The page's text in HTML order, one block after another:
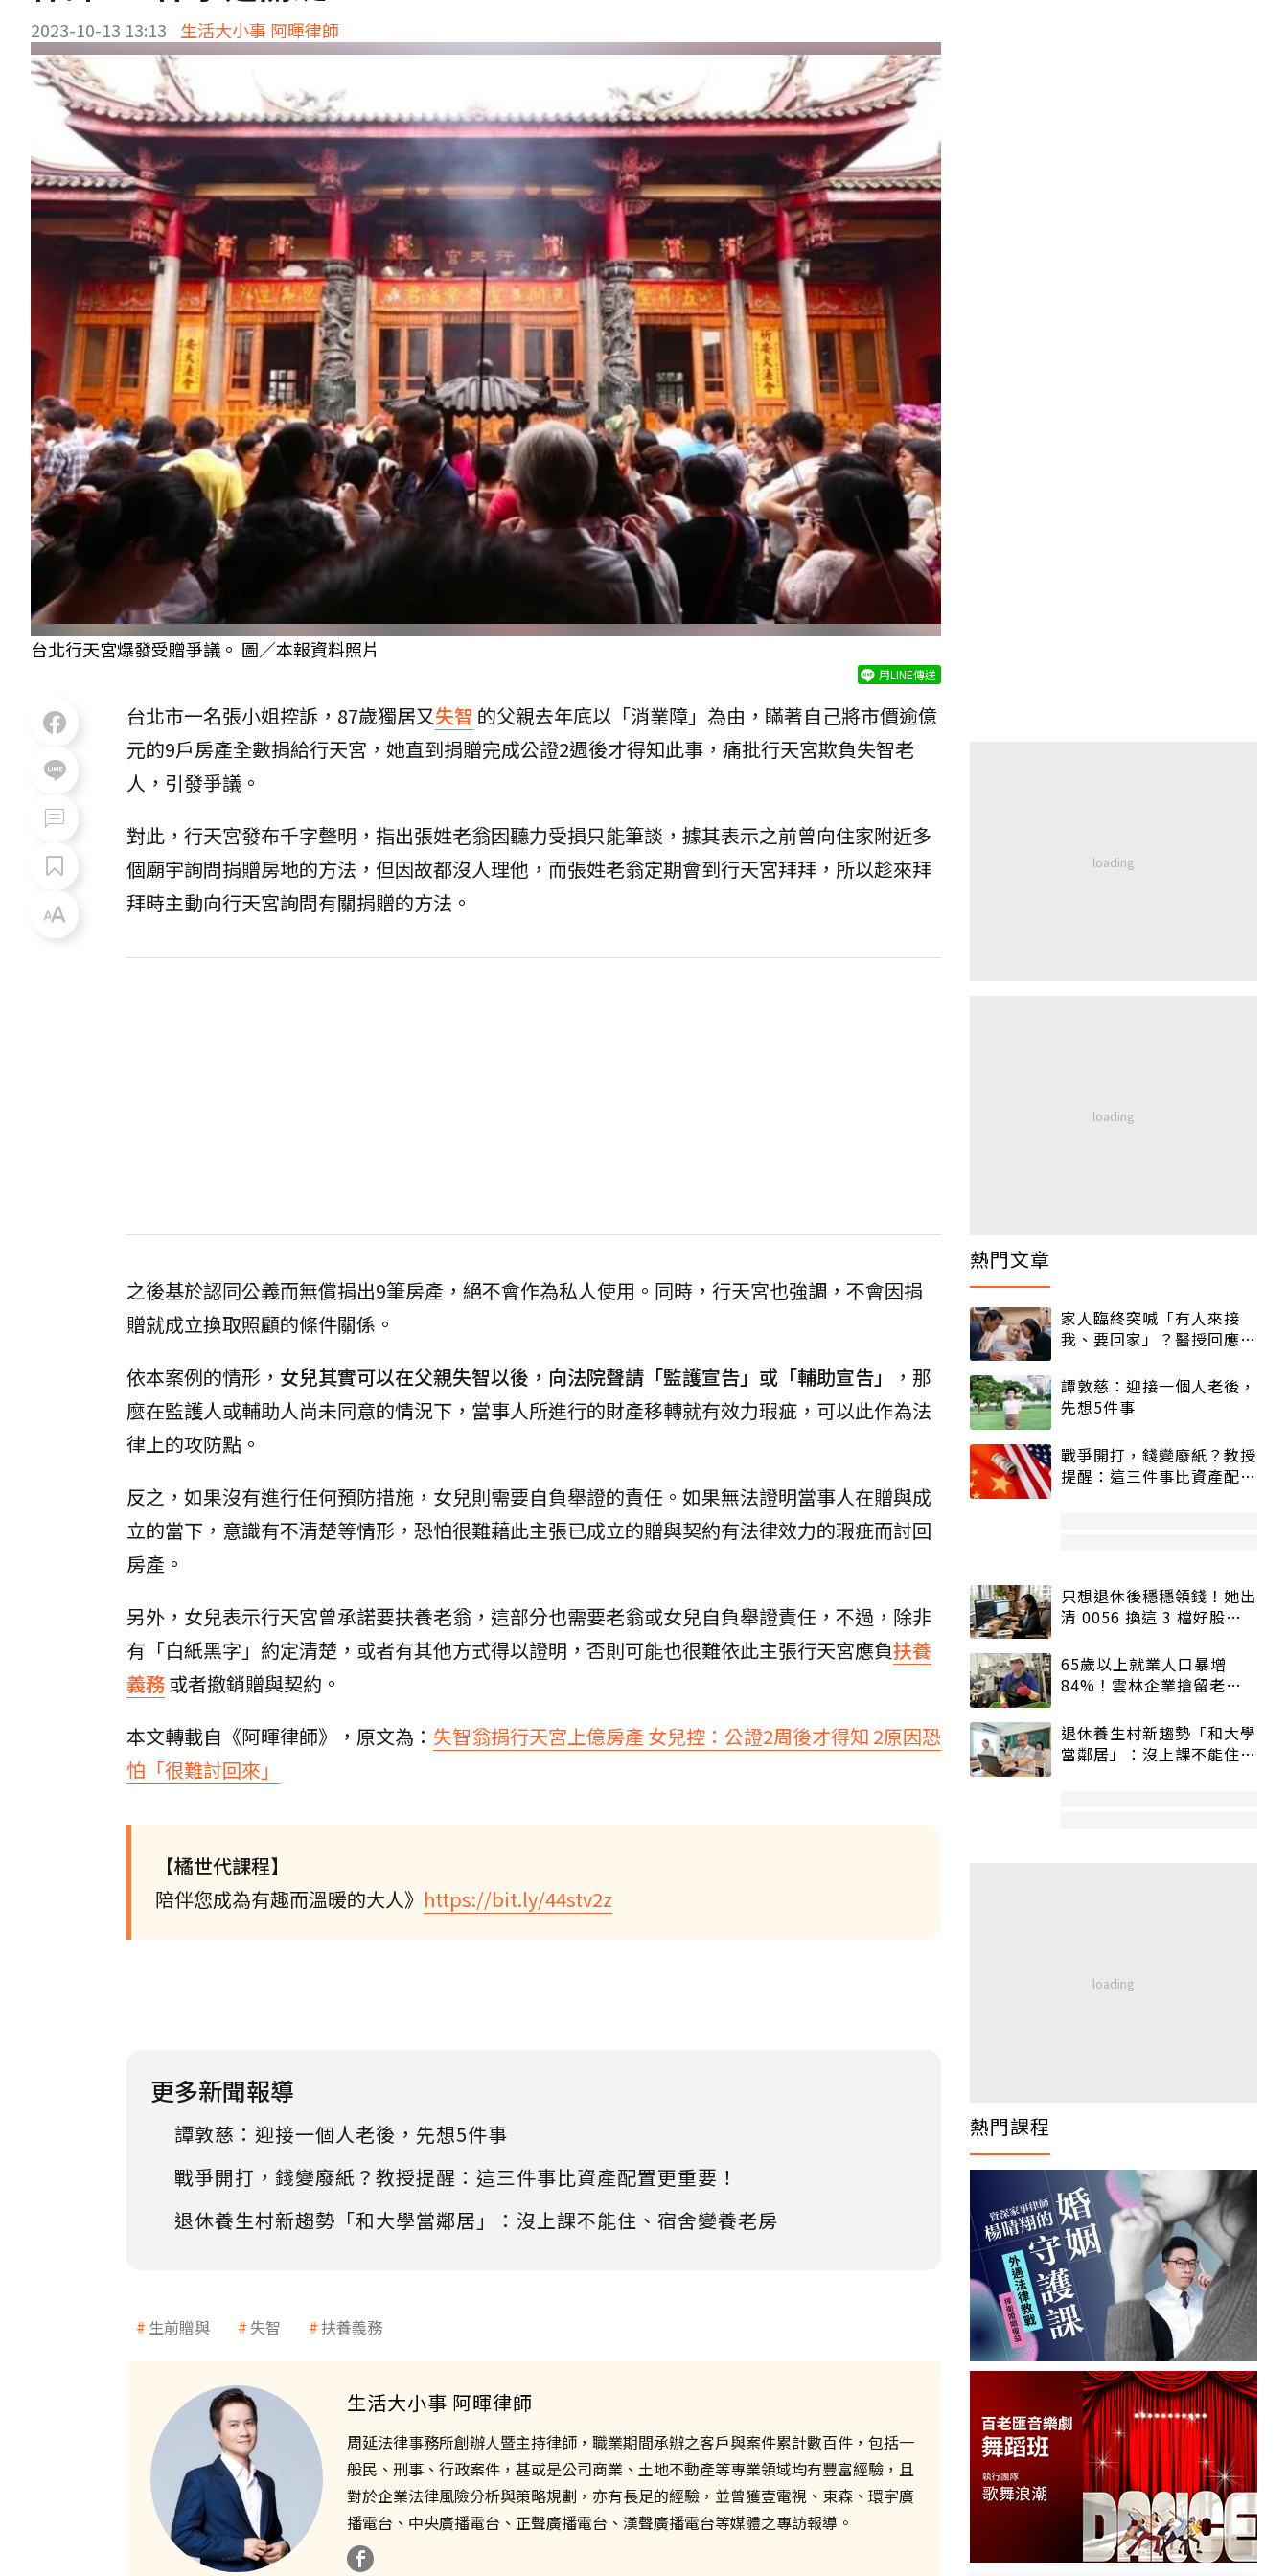
2023-10-13 13:13 生活大小事 阿暉律師
台北行天宮爆發受贈爭議。 圖／本報資料照片
用LINE傳送
台北市一名張小姐控訴，87歲獨居又失智 的父親去年底以「消業障」為由，瞞著自己將市價逾億
元的9戶房產全數捐給行天宮，她直到捐贈完成公證2週後才得知此事，痛批行天宮欺負失智老
人，引發爭議。
對此，行天宮發布千字聲明，指出張姓老翁因聽力受損只能筆談，據其表示之前曾向住家附近多
個廟宇詢問捐贈房地的方法，但因故都沒人理他，而張姓老翁定期會到行天宮拜拜，所以趁來拜
拜時主動向行天宮詢問有關捐贈的方法。
之後基於認同公義而無償捐出9筆房產，絕不會作為私人使用。同時，行天宮也強調，不會因捐
贈就成立換取照顧的條件關係。
依本案例的情形， 女兒其實可以在父親失智以後，向法院聲請「監護宣告」或「輔助宣告」
，那
麼在監護人或輔助人尚未同意的情況下，當事人所進行的財產移轉就有效力瑕疵，可以此作為法
律上的攻防點。
反之，如果沒有進行任何預防措施，女兒則需要自負舉證的責任。如果無法證明當事人在贈與成
立的當下，意識有不清楚等情形，恐怕很難藉此主張已成立的贈與契約有法律效力的瑕疵而討回
房產。
另外，女兒表示行天宮曾承諾要扶養老翁，這部分也需要老翁或女兒自負舉證責任，不過，除非
有「白紙黑字」約定清楚，或者有其他方式得以證明，否則可能也很難依此主張行天宮應負扶養
義務或者撤銷贈與契約。
本文轉載自《阿暉律師》，原文為： 失智翁捐行天宮上億房產 女兒控：公證2周後才得知 2原因恐
怕「很難討回來」
【橘世代課程】
陪伴您成為有趣而溫暖的大人》 https://bit.ly/44stv2z
更多新聞報導
譚敦慈：迎接一個人老後，先想5件事
戰爭開打，錢變廢紙？教授提醒：這三件事比資產配置更重要！
退休養生村新趨勢「和大學當鄰居」：沒上課不能住、宿舍變養老房
生前贈與 失智 扶養義務
生活大小事 阿暉律師
周延法律事務所創辦人暨主持律師，職業期間承辦之客戶與案件累計數百件，包括一
般民、刑事、行政案件，甚或是公司商業、土地不動產等專業領域均有豐富經驗，且
對於企業法律風險分析與策略規劃，亦有長足的經驗，並曾獲壹電視、東森、環宇廣
播電台、中央廣播電台、正聲廣播電台、漢聲廣播電台等媒體之專訪報導。
熱門文章
家人臨終突喊「有人來接
我、要回家」？醫授回應方
譚敦慈：迎接一個人老後，
先想5件事
戰爭開打，錢變廢紙？教授
提醒：這三件事比資產配置
只想退休後穩穩領錢！她出
清 0056 換這 3 檔好股：
65歲以上就業人口暴增
84%！雲林企業搶留老員
退休養生村新趨勢「和大學
當鄰居」：沒上課不能住、
熱門課程